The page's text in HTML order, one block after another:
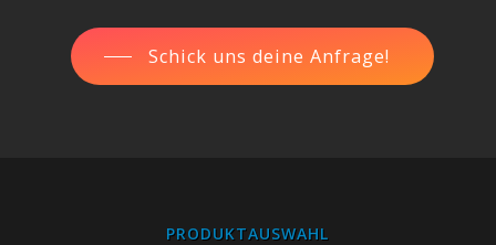
Schick uns deine Anfrage!
PRODUKTAUSWAHL